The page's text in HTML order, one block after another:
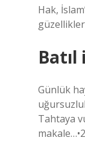
Hak,
Günlük
Tahtaya